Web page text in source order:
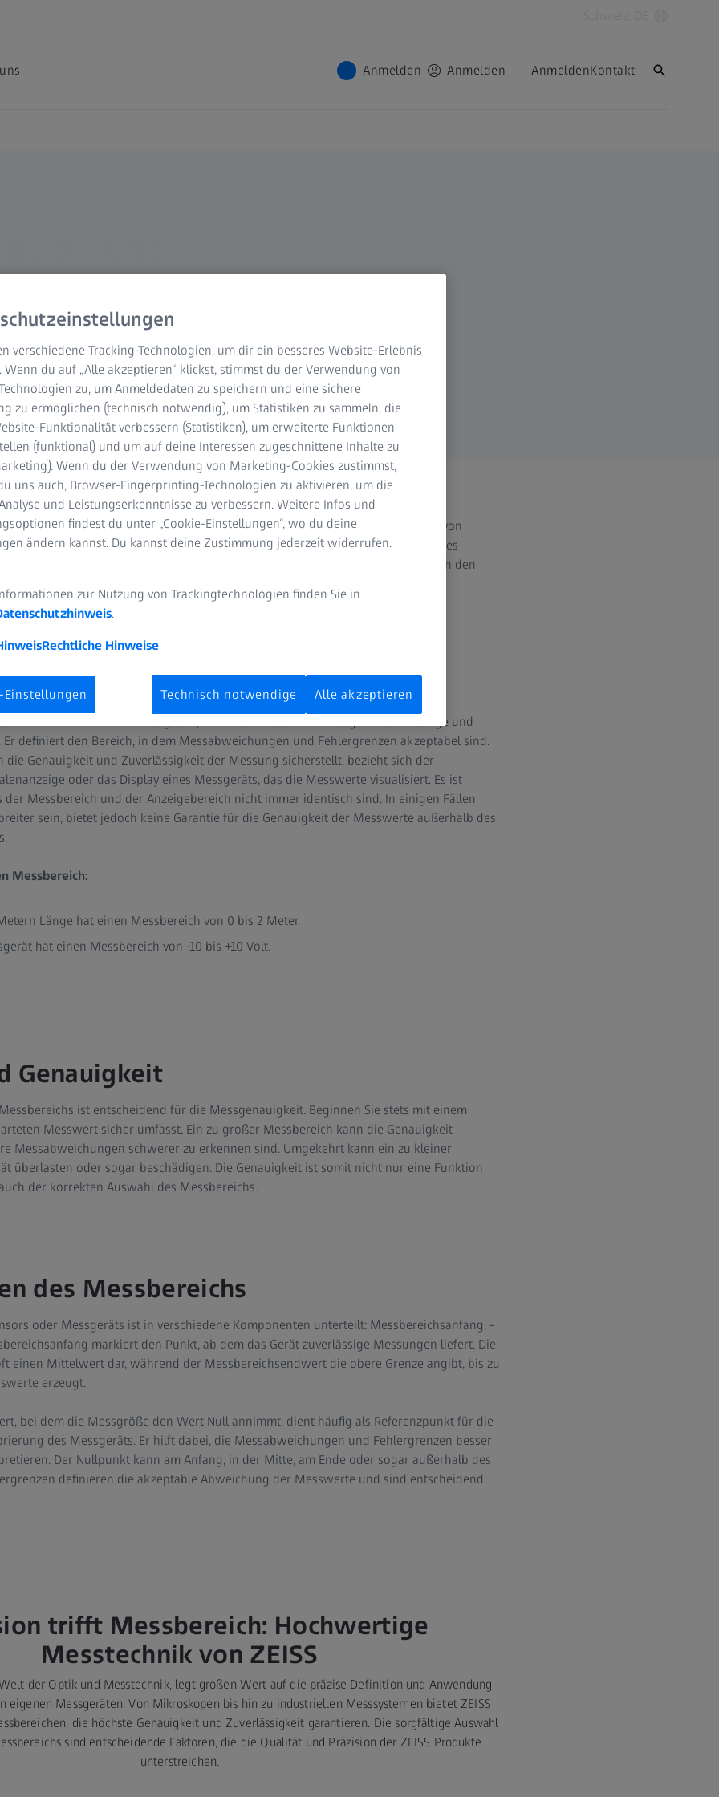
Anmelden Anmelden AnmeldenKontakt
Welt der Messtechnik großen Einfluss auf die Genauigkeit und Zuverlässigkeit von
in wissenschaftlichen Laboren oder im Alltag – die korrekte Bestimmung des
für präzise Ergebnisse. Erfahren Sie, was genau ein Messbereich ist, wie man den
und warum er für die Genauigkeit so wichtig ist.
ist ein Messbereich?
Bereich einer Messgröße, innerhalb dessen ein Messgerät zuverlässige und
definiert den Bereich, in dem Messabweichungen und Fehlergrenzen akzeptabel sind.
die Genauigkeit und Zuverlässigkeit der Messung sicherstellt, bezieht sich der
oder das Display eines Messgeräts, das die Messwerte visualisiert. Es ist
der Messbereich und der Anzeigebereich nicht immer identisch sind. In einigen Fällen
sein, bietet jedoch keine Garantie für die Genauigkeit der Messwerte außerhalb des
Messbereich:
Länge hat einen Messbereich von 0 bis 2 Meter.
hat einen Messbereich von -10 bis +10 Volt.
Genauigkeit
ist entscheidend für die Messgenauigkeit. Beginnen Sie stets mit einem
Messwert sicher umfasst. Ein zu großer Messbereich kann die Genauigkeit
Messabweichungen schwerer zu erkennen sind. Umgekehrt kann ein zu kleiner
überlasten oder sogar beschädigen. Die Genauigkeit ist somit nicht nur eine Funktion
der korrekten Auswahl des Messbereichs.
des Messbereichs
oder Messgeräts ist in verschiedene Komponenten unterteilt: Messbereichsanfang, -
markiert den Punkt, ab dem das Gerät zuverlässige Messungen liefert. Die
einen Mittelwert dar, während der Messbereichsendwert die obere Grenze angibt, bis zu
erzeugt.
bei dem die Messgröße den Wert Null annimmt, dient häufig als Referenzpunkt für die
des Messgeräts. Er hilft dabei, die Messabweichungen und Fehlergrenzen besser
Der Nullpunkt kann am Anfang, in der Mitte, am Ende oder sogar außerhalb des
definieren die akzeptable Abweichung der Messwerte und sind entscheidend
trifft Messbereich: Hochwertige
Messtechnik von ZEISS
der Optik und Messtechnik, legt großen Wert auf die präzise Definition und Anwendung
eigenen Messgeräten. Von Mikroskopen bis hin zu industriellen Messsystemen bietet ZEISS
die höchste Genauigkeit und Zuverlässigkeit garantieren. Die sorgfältige Auswahl
sind entscheidende Faktoren, die die Qualität und Präzision der ZEISS Produkte
unterstreichen.
verschiedene Tracking-Technologien, um dir ein besseres Website-Erlebnis
Wenn du auf „Alle akzeptieren“ klickst, stimmst du der Verwendung von
zu, um Anmeldedaten zu speichern und eine sichere
zu ermöglichen (technisch notwendig), um Statistiken zu sammeln, die
Funktionalität verbessern (Statistiken), um erweiterte Funktionen
(funktional) und um auf deine Interessen zugeschnittene Inhalte zu
Wenn du der Verwendung von Marketing-Cookies zustimmst,
uns auch, Browser-Fingerprinting-Technologien zu aktivieren, um die
und Leistungserkenntnisse zu verbessern. Weitere Infos und
findest du unter „Cookie-Einstellungen“, wo du deine
ändern kannst. Du kannst deine Zustimmung jederzeit widerrufen.
zur Nutzung von Trackingtechnologien finden Sie in
.
Rechtliche Hinweise
Einstellungen Technisch notwendige Alle akzeptieren